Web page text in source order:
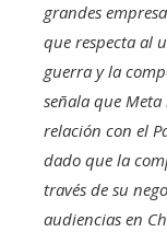
grandes
que respecta al
guerra y la
señala que
relación con el
dado que la
través de su
audiencias en